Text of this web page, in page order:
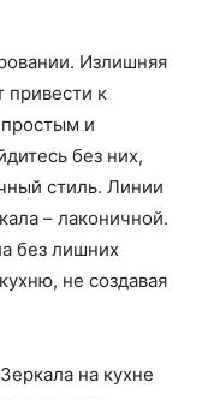
Излишняя
привести к
и
без них,
стиль. Линии
– лаконичной.
без лишних
не создавая
на кухне